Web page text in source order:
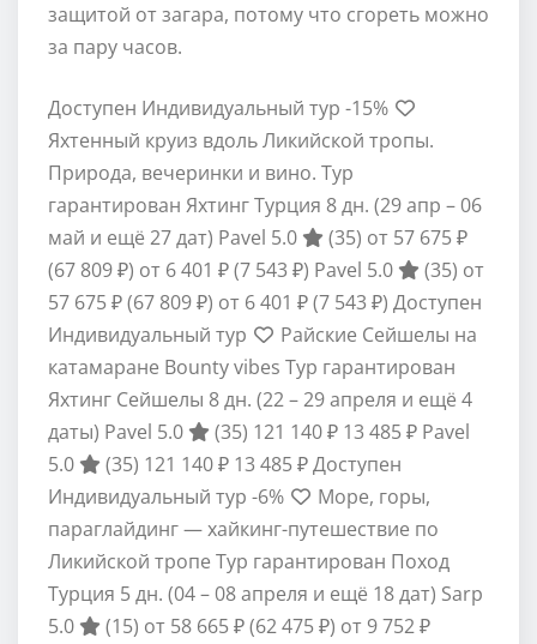
защитой от загара, потому что сгореть можно
за пару часов.
Доступен Индивидуальный тур -15%
Яхтенный круиз вдоль Ликийской тропы.
Природа, вечеринки и вино. Тур
гарантирован Яхтинг Турция 8 дн. (29 апр – 06
май и ещё 27 дат) Pavel 5.0 (35) от 57 675 ₽
(67 809 ₽) от 6 401 ₽(7 543 ₽) Pavel 5.0 (35) от
57 675 ₽(67 809 ₽) от 6 401 ₽(7 543 ₽) Доступен
Индивидуальный тур
Райские Сейшелы на
катамаране Bounty vibes Тур гарантирован
Яхтинг Сейшелы 8 дн. (22 – 29 апреля и ещё 4
даты) Pavel 5.0 (35) 121 140 ₽ 13 485 ₽ Pavel
5.0
(35) 121 140 ₽ 13 485 ₽Доступен
Индивидуальный тур -6%
Море, горы,
параглайдинг — хайкинг-путешествие по
Ликийской тропе Тур гарантирован Поход
Турция 5 дн. (04 – 08 апреля и ещё 18 дат) Sarp
5.0
(15) от 58 665 ₽(62 475 ₽) от 9 752 ₽